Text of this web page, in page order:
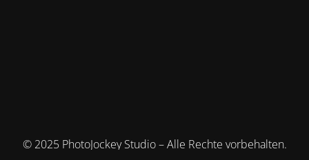
© 2025 PhotoJockey Studio – Alle Rechte vorbehalten.